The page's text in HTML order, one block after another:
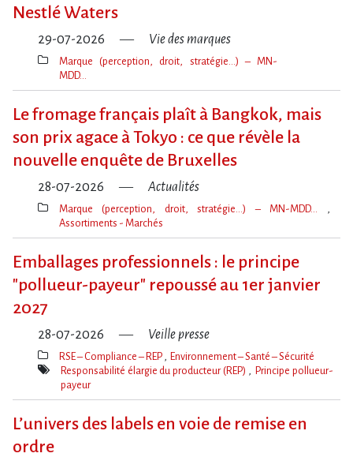
Nestlé Waters
29-07-2026 Vie des marques
Thèmes(s)
Marque (perception, droit, stratégie…) – MN-
MDD…
Le fromage français plaît à Bangkok, mais
son prix agace à Tokyo : ce que révèle la
nouvelle enquête de Bruxelles
28-07-2026 Actualités
Thèmes(s)
Marque (perception, droit, stratégie…) – MN-MDD…
Assortiments - Marchés
Emballages professionnels : le principe
"pollueur-payeur" repoussé au 1er janvier
2027
28-07-2026 Veille presse
Thèmes(s)
RSE – Compliance – REP Environnement – Santé – Sécurité
Mot(s)-
Responsabilité élargie du producteur (REP)
Principe pollueur-
payeur
L’univers des labels en voie de remise en
ordre